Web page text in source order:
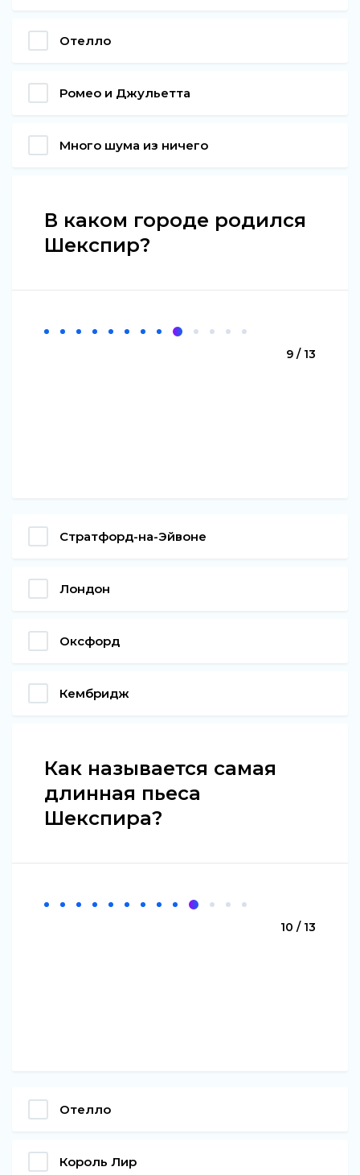
Отелло
Ромео и Джульетта
Много шума из ничего
В каком городе родился
Шекспир?
9 / 13
Стратфорд-на-Эйвоне
Лондон
Оксфорд
Кембридж
Как называется самая
длинная пьеса
Шекспира?
10 / 13
Отелло
Король Лир